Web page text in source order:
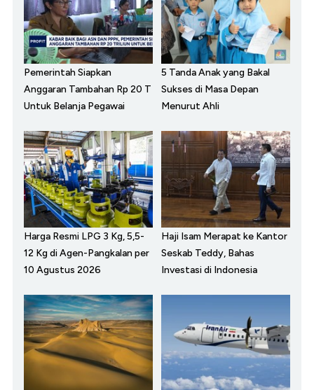
Pemerintah Siapkan
Anggaran Tambahan Rp 20 T
Untuk Belanja Pegawai
5 Tanda Anak yang Bakal
Sukses di Masa Depan
Menurut Ahli
Harga Resmi LPG 3 Kg, 5,5-
12 Kg di Agen-Pangkalan per
10 Agustus 2026
Haji Isam Merapat ke Kantor
Seskab Teddy, Bahas
Investasi di Indonesia